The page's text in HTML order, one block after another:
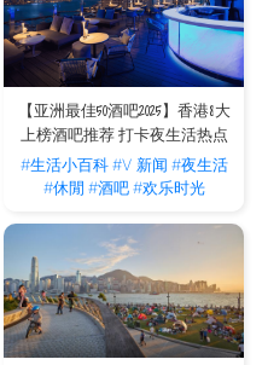
【亚洲最佳50酒吧2025】香港8大
上榜酒吧推荐 打卡夜生活热点
#生活小百科 #V 新闻 #夜生活
#休閒 #酒吧 #欢乐时光